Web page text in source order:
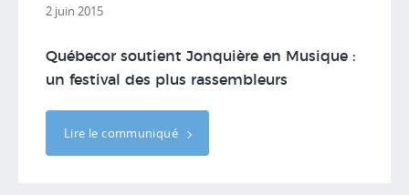
2 juin 2015
Québecor soutient Jonquière en Musique :
un festival des plus rassembleurs
Lire le communiqué